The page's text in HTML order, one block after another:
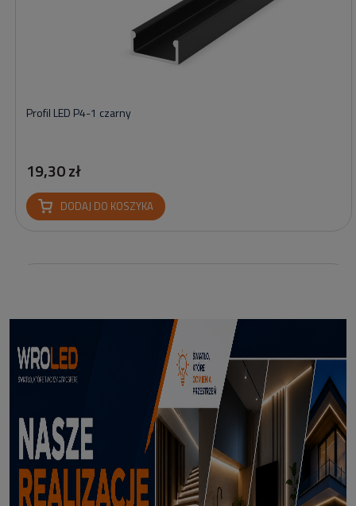
Profil LED P4-1 czarny
19,30 zł
DODAJ DO KOSZYKA
Profil led podtynkowy GK18-3 czarny 3m